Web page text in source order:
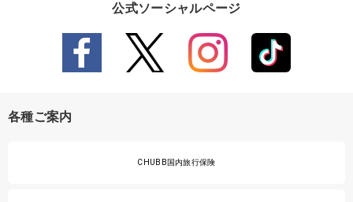
公式ソーシャルページ
各種ご案内
CHUBB国内旅行保険